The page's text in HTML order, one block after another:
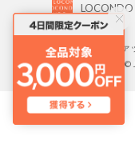
LOCONDO
靴とフ
Copyright ©